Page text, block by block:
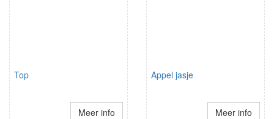
Top
Meer info
Appel jasje
Meer info